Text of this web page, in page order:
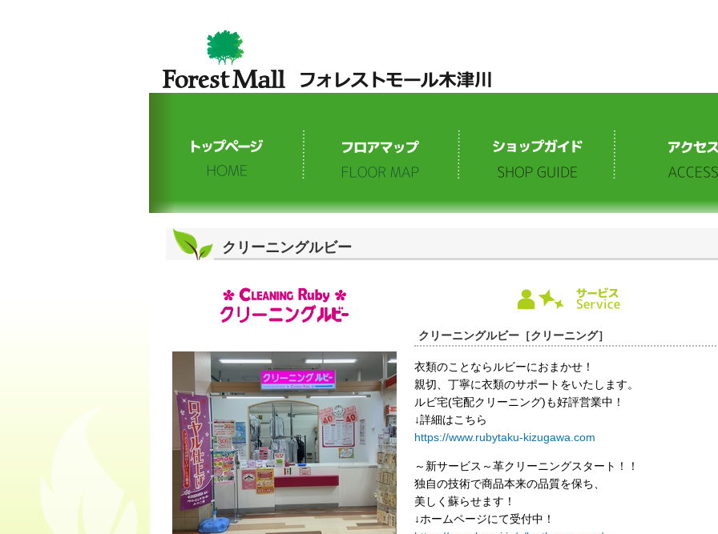
クリーニングルビー
クリーニングルビー［クリーニング］
衣類のことならルビーにおまかせ！
親切、丁寧に衣類のサポートをいたします。
ルビ宅(宅配クリーニング)も好評営業中！
↓詳細はこちら
https://www.rubytaku-kizugawa.com
～新サービス～革クリーニングスタート！！
独自の技術で商品本来の品質を保ち、
美しく蘇らせます！
↓ホームページにて受付中！